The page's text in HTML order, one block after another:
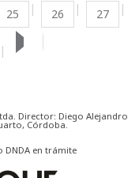
25 26 27
Director: Diego Alejandro
Córdoba.
DNDA en trámite